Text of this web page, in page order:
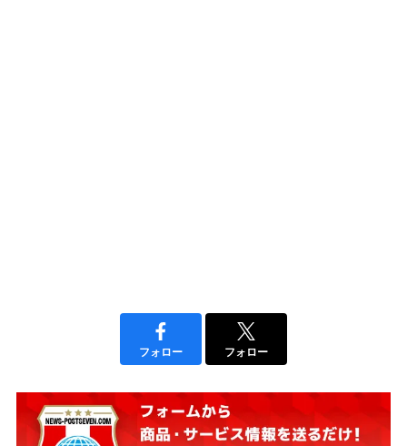
フォロー フォロー